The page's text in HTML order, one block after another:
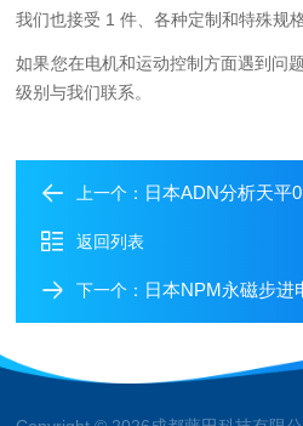
我们也接受 1 件、各种定制和特殊规
如果您在电机和运动控制方面遇到问
级别与我们联系。
上一个： 日本ADN分析天平0.0001g超精密度
返回列表
下一个： 日本NPM永磁步进电机：精准控